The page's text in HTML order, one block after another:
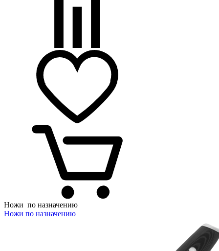
Ножи по назначению
Ножи по назначению